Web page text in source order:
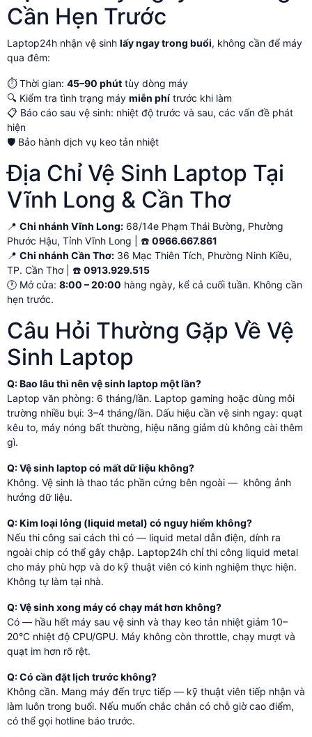
Cần Hẹn Trước
Laptop24h nhận vệ sinh lấy ngay trong buổi, không cần để máy
qua đêm:
⏱️ Thời gian: 45–90 phút tùy dòng máy
🔍 Kiểm tra tình trạng máy miễn phí trước khi làm
📋 Báo cáo sau vệ sinh: nhiệt độ trước và sau, các vấn đề phát
hiện
🛡️ Bảo hành dịch vụ keo tản nhiệt
Địa Chỉ Vệ Sinh Laptop Tại
Vĩnh Long & Cần Thơ
📍 Chi nhánh Vĩnh Long: 68/14e Phạm Thái Bường, Phường
Phước Hậu, Tỉnh Vĩnh Long | ☎️ 0966.667.861
📍 Chi nhánh Cần Thơ: 36 Mạc Thiên Tích, Phường Ninh Kiều,
TP. Cần Thơ | ☎️ 0913.929.515
🕐 Mở cửa: 8:00 – 20:00 hàng ngày, kể cả cuối tuần. Không cần
hẹn trước.
Câu Hỏi Thường Gặp Về Vệ
Sinh Laptop
Q: Bao lâu thì nên vệ sinh laptop một lần?
Laptop văn phòng: 6 tháng/lần. Laptop gaming hoặc dùng môi
trường nhiều bụi: 3–4 tháng/lần. Dấu hiệu cần vệ sinh ngay: quạt
kêu to, máy nóng bất thường, hiệu năng giảm dù không cài thêm
gì.
Q: Vệ sinh laptop có mất dữ liệu không?
Không. Vệ sinh là thao tác phần cứng bên ngoài — không ảnh
hưởng dữ liệu.
Q: Kim loại lỏng (liquid metal) có nguy hiểm không?
Nếu thi công sai cách thì có — liquid metal dẫn điện, dính ra
ngoài chip có thể gây chập. Laptop24h chỉ thi công liquid metal
cho máy phù hợp và do kỹ thuật viên có kinh nghiệm thực hiện.
Không tự làm tại nhà.
Q: Vệ sinh xong máy có chạy mát hơn không?
Có — hầu hết máy sau vệ sinh và thay keo tản nhiệt giảm 10–
20°C nhiệt độ CPU/GPU. Máy không còn throttle, chạy mượt và
quạt im hơn rõ rệt.
Q: Có cần đặt lịch trước không?
Không cần. Mang máy đến trực tiếp — kỹ thuật viên tiếp nhận và
làm luôn trong buổi. Nếu muốn chắc chắn có chỗ giờ cao điểm,
có thể gọi hotline báo trước.